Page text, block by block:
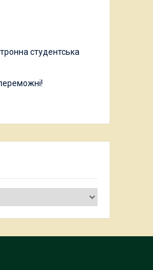
студентська